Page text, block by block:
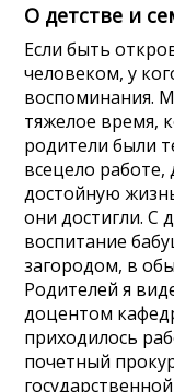
О детстве и
Если быть
человеком, у
воспоминания.
тяжелое время,
родители были
всецело работе,
достойную
они достигли. С
воспитание
загородом, в
Родителей я
доцентом
приходилось
почетный